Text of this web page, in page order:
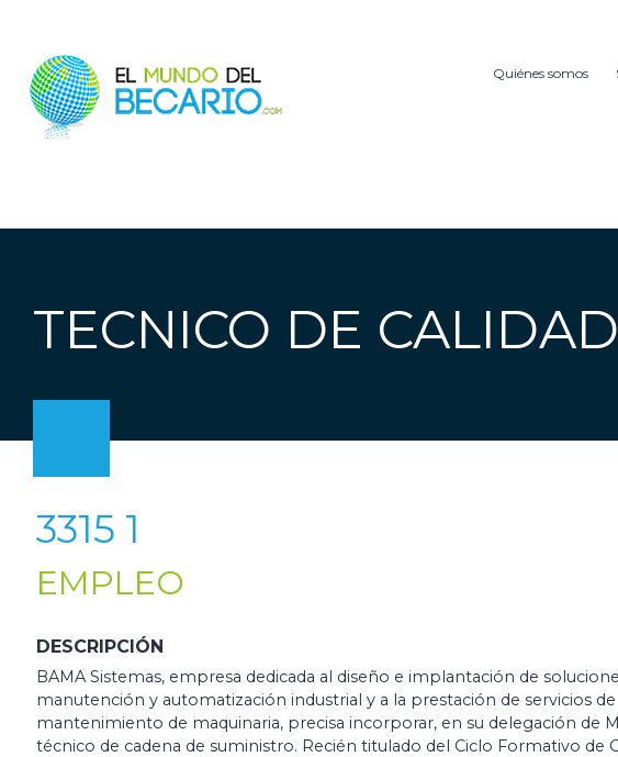
Quiénes somos
TECNICO DE
3315 1
EMPLEO
DESCRIPCIÓN
BAMA Sistemas, empresa dedicada al diseño e implantación de
manutención y automatización industrial y a la prestación de servicios de
mantenimiento de maquinaria, precisa incorporar, en su delegación de
técnico de cadena de suministro. Recién titulado del Ciclo Formativo de